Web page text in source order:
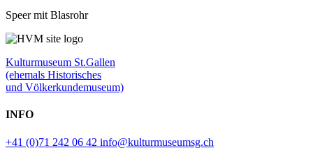
Speer mit Blasrohr
Kulturmuseum St.Gallen
(ehemals Historisches
und Völkerkundemuseum)
INFO
+41 (0)71 242 06 42 info@kulturmuseumsg.ch